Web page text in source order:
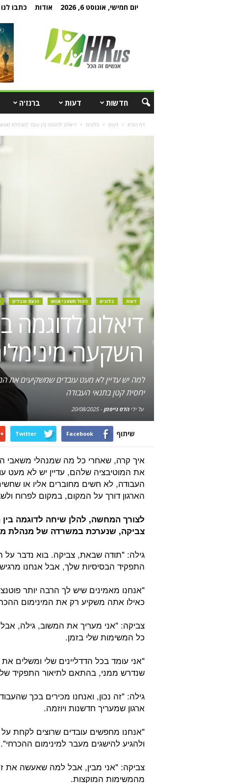
יום חמישי, אוגוסט 6, 2026 אודות כתבו לנו
חדשות דעות ברנז'ה
דף הבית דעות בלוגים דיאלוג לדוגמה בין עובד למנהלת
דעות בלוגים ניהול משאבי אנוש הנעת עובדים
דיאלוג לדוגמה
השקעה
למה יש עדיין לא מעט עובדים שמשקיעים את
יחסית קטן בתנאי העבודה
על ידיהדס גייפמן -
20/08/2025
שיתוף Facebook
Twitter
איך קרה, שאחרי כל מה שמנהלי משאבי
את המוטיבציה שלהם, עדיין יש לא מעט
העבודה, לא חשים מחוברים אליו או
הארגון דורך על המקום, במקום לפרוח
לצורך המחשה, להלן שיחה לדוגמה
צביקה, שנערכת במשרדה של מנהלת
גילה: "תודה שבאת, צביקה. בוא נדבר
התפקיד הבסיסיות שלך, אבל אנחנו
"אנחנו מאמינים שיש לך הרבה יותר
כאילו אתה משקיע רק את המינימום
צביקה: "אני מעריך את המשוב, גילה,
כל המשימות שלי בזמן.
"אני עומד בכל הדדליינים שלי ומשלים
שנדרש ממני, בהתאם לתיאור התפקיד
גילה: "זה נכון, ואנחנו מכירים בכך
ארגון שמעריך חדשנות ויוזמה.
"אנחנו מחפשים עובדים שרוצים לקחת
ולהגיע להישגים מעבר למינימום ההכרחי".
צביקה: "אני מבין, אבל למה שאעשה את
מהמשימות המוקצות.